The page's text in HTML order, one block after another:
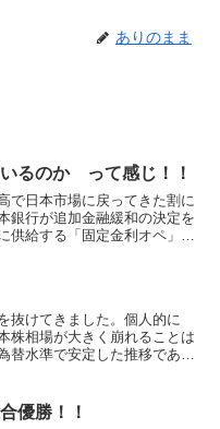
ありのまま
るのか って感じ！！
で日本市場に戻ってきた割に
銀行が追加金融緩和の決定を
給する「固定金利オペ」を
抜けてきました。個人的に
株相場が大きく崩れることは
替水準で安定した推移であり
優勝！！